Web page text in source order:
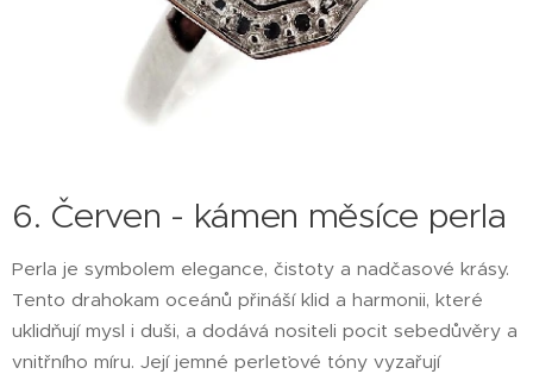
6. Červen - kámen měsíce perla
Perla je symbolem elegance, čistoty a nadčasové krásy.
Tento drahokam oceánů přináší klid a harmonii, které
uklidňují mysl i duši, a dodává nositeli pocit sebedůvěry a
vnitřního míru. Její jemné perleťové tóny vyzařují